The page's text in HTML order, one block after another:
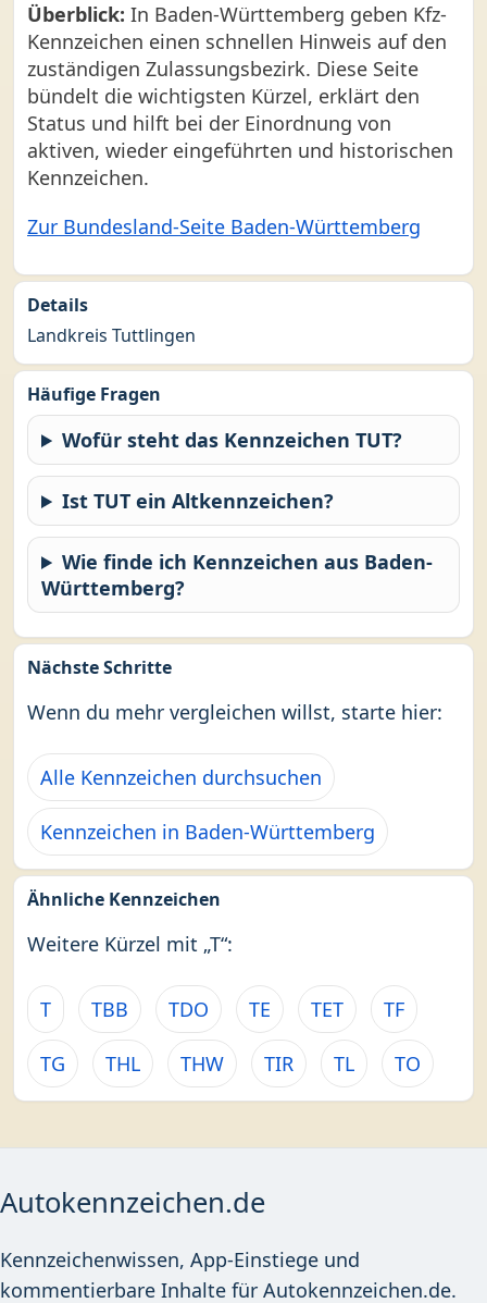
Überblick: In Baden-Württemberg geben Kfz-
Kennzeichen einen schnellen Hinweis auf den
zuständigen Zulassungsbezirk. Diese Seite
bündelt die wichtigsten Kürzel, erklärt den
Status und hilft bei der Einordnung von
aktiven, wieder eingeführten und historischen
Kennzeichen.
Zur Bundesland-Seite Baden-Württemberg
Details
Landkreis Tuttlingen
Häufige Fragen
Wofür steht das Kennzeichen TUT?
Ist TUT ein Altkennzeichen?
Wie finde ich Kennzeichen aus Baden-
Württemberg?
Nächste Schritte
Wenn du mehr vergleichen willst, starte hier:
Alle Kennzeichen durchsuchen
Kennzeichen in Baden-Württemberg
Ähnliche Kennzeichen
Weitere Kürzel mit „T“:
T TBB TDO TE TET TF
TG THL THW TIR TL TO
Autokennzeichen.de
Kennzeichenwissen, App-Einstiege und
kommentierbare Inhalte für Autokennzeichen.de.